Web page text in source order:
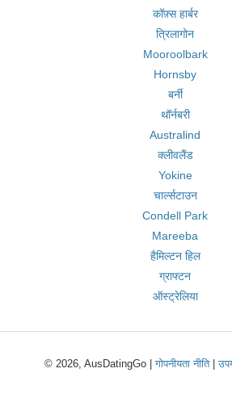
कॉफ़्स हार्बर
त्रिलागोन
Mooroolbark
Hornsby
बर्नी
थॉर्नबरी
Australind
क्लीवलैंड
Yokine
चार्ल्सटाउन
Condell Park
Mareeba
हैमिल्टन हिल
ग्राफ्टन
ऑस्ट्रेलिया
© 2026, AusDatingGo |गोपनीयता नीति|